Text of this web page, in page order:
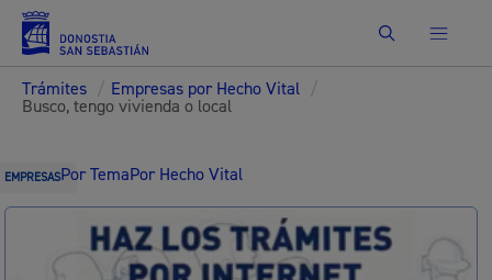
Buscar
Trámites / Empresas por Hecho Vital /
Busco, tengo vivienda o local
EMPRESASPor TemaPor Hecho Vital